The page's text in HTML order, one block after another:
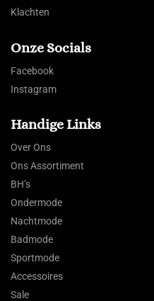
Klachten
Onze Socials
Facebook
Instagram
Handige Links
Over Ons
Ons Assortiment
BH’s
Ondermode
Nachtmode
Badmode
Sportmode
Accessoires
Sale